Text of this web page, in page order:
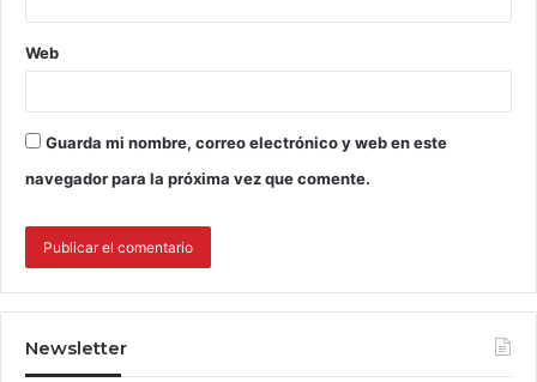
Web
Guarda mi nombre, correo electrónico y web en este
navegador para la próxima vez que comente.
Newsletter